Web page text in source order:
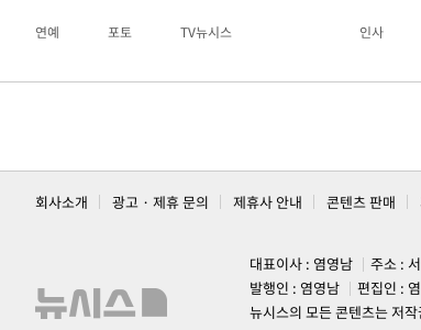
연예 포토 TV뉴시스 인사
회사소개 광고 · 제휴 문의 제휴사 안내 콘텐츠 판매
대표이사 : 염영남 주소 :
발행인 : 염영남
편집인 :
뉴시스의 모든 콘텐츠는 저